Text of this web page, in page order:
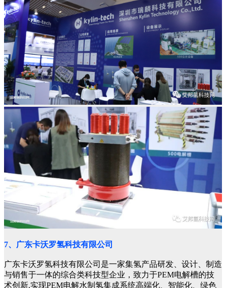
7、广东卡沃罗氢科技有限公司
广东卡沃罗氢科技有限公司是一家集氢产品研发、设计、制造
与销售于一体的综合类科技型企业，致力于PEM电解槽的技
术创新,实现PEM电解水制氢集成系统高端化、智能化、绿色